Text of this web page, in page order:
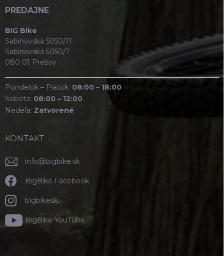
PREDAJNE
BIG Bike
Sabinovská 5050/11
Sabinovská 5050/7
080 01 Prešov
Pondelok – Piatok: 08:00 – 18:00
Sobota: 08:00 – 12:00
Nedeľa: Zatvorené
KONTAKT
info@bigbike.sk
BigBike Facebook
bigbikesk
BigBike YouTube